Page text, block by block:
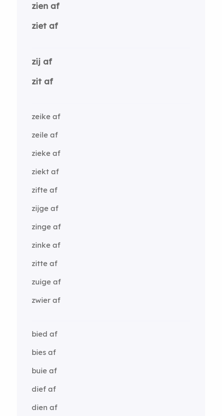
zien af
ziet af
zij af
zit af
zeike af
zeile af
zieke af
ziekt af
zifte af
zijge af
zinge af
zinke af
zitte af
zuige af
zwier af
bied af
bies af
buie af
dief af
dien af